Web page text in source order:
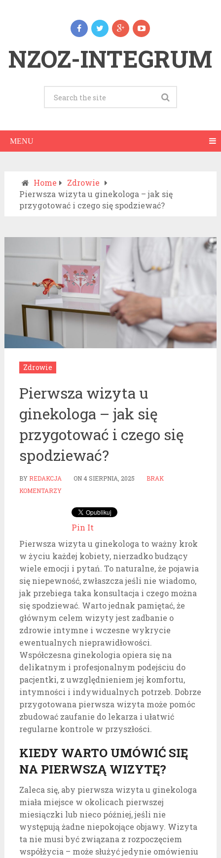
NZOZ-INTEGRUM
MENU
Home
Zdrowie
Pierwsza wizyta u ginekologa – jak się
przygotować i czego się spodziewać?
Zdrowie
Pierwsza wizyta u
ginekologa – jak się
przygotować i czego się
spodziewać?
BY REDAKCJA ON 4 SIERPNIA, 2025
BRAK
KOMENTARZY
Pin It
Pierwsza wizyta u ginekologa to ważny krok
w życiu każdej kobiety, nierzadko budzący
wiele emocji i pytań. To naturalne, że pojawia
się niepewność, zwłaszcza jeśli nie wiadomo,
jak przebiega taka konsultacja i czego można
się spodziewać. Warto jednak pamiętać, że
głównym celem wizyty jest zadbanie o
zdrowie intymne i wczesne wykrycie
ewentualnych nieprawidłowości.
Współczesna ginekologia opiera się na
delikatnym i profesjonalnym podejściu do
pacjentki, z uwzględnieniem jej komfortu,
intymności i indywidualnych potrzeb. Dobrze
przygotowana pierwsza wizyta może pomóc
zbudować zaufanie do lekarza i ułatwić
regularne kontrole w przyszłości.
KIEDY WARTO UMÓWIĆ SIĘ
NA PIERWSZĄ WIZYTĘ?
Zaleca się, aby pierwsza wizyta u ginekologa
miała miejsce w okolicach pierwszej
miesiączki lub nieco później, jeśli nie
występują żadne niepokojące objawy. Wizyta
ta nie musi być związana z rozpoczęciem
współżycia – może służyć jedynie omówieniu